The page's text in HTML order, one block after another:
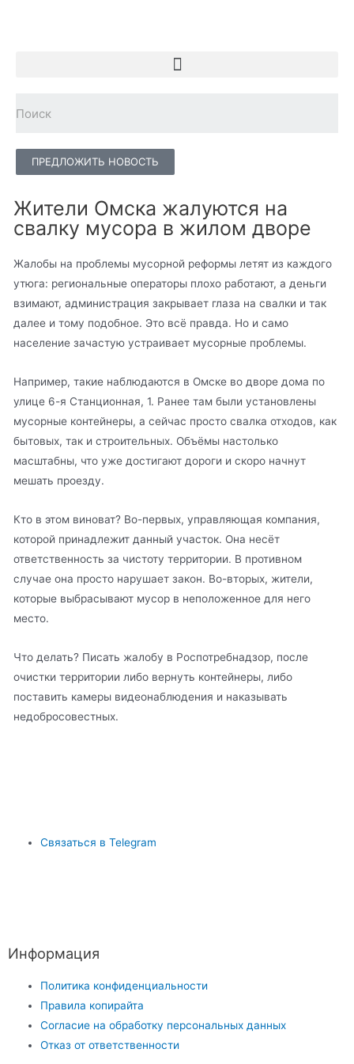
ПРЕДЛОЖИТЬ НОВОСТЬ
Жители Омска жалуются на
свалку мусора в жилом дворе
Жалобы на проблемы мусорной реформы летят из каждого
утюга: региональные операторы плохо работают, а деньги
взимают, администрация закрывает глаза на свалки и так
далее и тому подобное. Это всё правда. Но и само
население зачастую устраивает мусорные проблемы.
Например, такие наблюдаются в Омске во дворе дома по
улице 6-я Станционная, 1. Ранее там были установлены
мусорные контейнеры, а сейчас просто свалка отходов, как
бытовых, так и строительных. Объёмы настолько
масштабны, что уже достигают дороги и скоро начнут
мешать проезду.
Кто в этом виноват? Во-первых, управляющая компания,
которой принадлежит данный участок. Она несёт
ответственность за чистоту территории. В противном
случае она просто нарушает закон. Во-вторых, жители,
которые выбрасывают мусор в неположенное для него
место.
Что делать? Писать жалобу в Роспотребнадзор, после
очистки территории либо вернуть контейнеры, либо
поставить камеры видеонаблюдения и наказывать
недобросовестных.
Связаться в Telegram
Информация
Политика конфиденциальности
Правила копирайта
Согласие на обработку персональных данных
Отказ от ответственности